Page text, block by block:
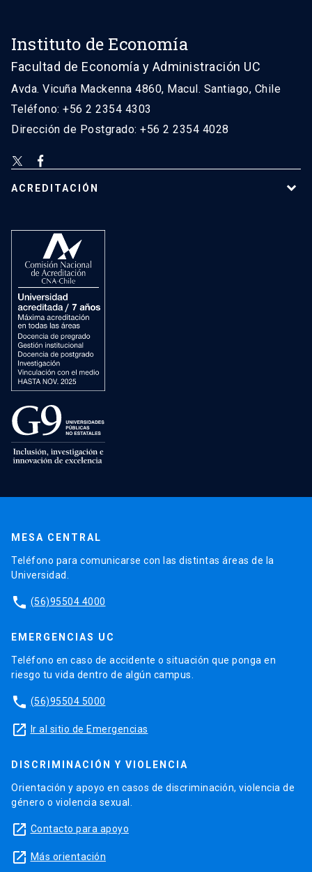
Instituto de Economía
Facultad de Economía y Administración UC
Avda. Vicuña Mackenna 4860, Macul. Santiago, Chile
Teléfono: +56 2 2354 4303
Dirección de Postgrado: +56 2 2354 4028
ACREDITACIÓN
MESA CENTRAL
Teléfono para comunicarse con las distintas áreas de la
Universidad.
phone (56)95504 4000
EMERGENCIAS UC
Teléfono en caso de accidente o situación que ponga en
riesgo tu vida dentro de algún campus.
phone (56)95504 5000
launch Ir al sitio de Emergencias
DISCRIMINACIÓN Y VIOLENCIA
Orientación y apoyo en casos de discriminación, violencia de
género o violencia sexual.
launch Contacto para apoyo
launch Más orientación